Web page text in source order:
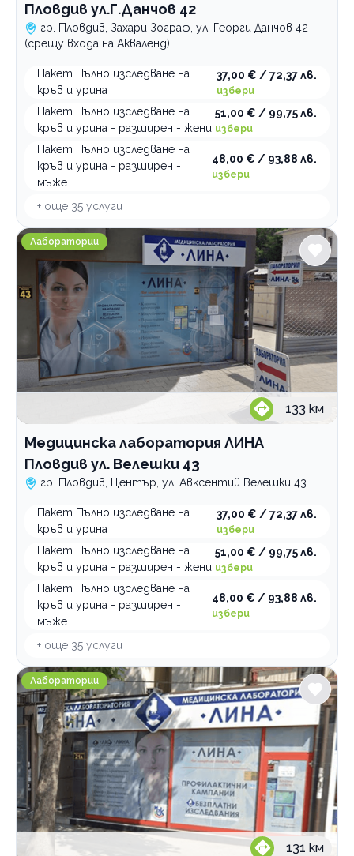
Пловдив ул.Г.Данчов 42
гр. Пловдив, Захари Зограф, ул. Георги Данчов 42
(срещу входа на Акваленд)
Пакет Пълно изследване на
кръв и урина
37,00 € / 72,37 лв.
избери
Пакет Пълно изследване на
кръв и урина - разширен - жени
51,00 € / 99,75 лв.
избери
Пакет Пълно изследване на
кръв и урина - разширен -
мъже
48,00 € / 93,88 лв.
избери
+ още 35 услуги
Медицинска лаборатория ЛИНА Пловдив ул.
Лаборатории
133 км
Медицинска лаборатория ЛИНА
Пловдив ул. Велешки 43
гр. Пловдив, Център, ул. Авксентий Велешки 43
Пакет Пълно изследване на
кръв и урина
37,00 € / 72,37 лв.
избери
Пакет Пълно изследване на
кръв и урина - разширен - жени
51,00 € / 99,75 лв.
избери
Пакет Пълно изследване на
кръв и урина - разширен -
мъже
48,00 € / 93,88 лв.
избери
+ още 35 услуги
Медицинска лаборатория ЛИНА Пловдив Ком. шосе
Лаборатории
131 км